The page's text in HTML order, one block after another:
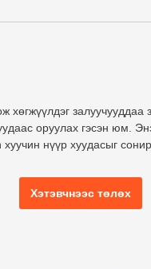
хөгжүүлдэг залуучууддаа
оруулах гэсэн юм.
хуучин нүүр хуудасыг
Хэтэвчнээс төлөх